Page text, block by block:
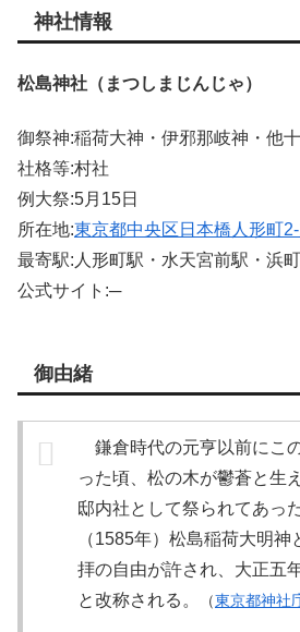
神社情報
松島神社（まつしまじんじゃ）
御祭神:稲荷大神・伊邪那岐神・他
社格等:村社
例大祭:5月15日
所在地:東京都中央区日本橋人形町
最寄駅:人形町駅・水天宮前駅・浜
公式サイト:─
御由緒
鎌倉時代の元亨以前にこ
った頃、松の木が鬱蒼と生
邸内社として祭られてあっ
（1585年）松島稲荷大明
拝の自由が許され、大正五
と改称される。
（東京都神社